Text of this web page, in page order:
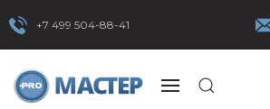
+7 499 504-88-41